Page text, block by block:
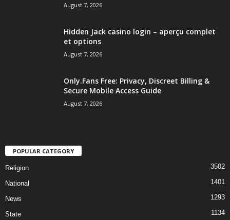
August 7, 2026
Hidden Jack casino login – aperçu complet
et options
August 7, 2026
Only.Fans Free: Privacy, Discreet Billing &
Secure Mobile Access Guide
August 7, 2026
POPULAR CATEGORY
Religion 3502
National 1401
News 1293
State 1134